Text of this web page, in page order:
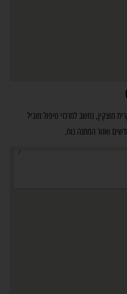
מוצקין, נחשב למרכזי טיפול מוביל
ואזור המתנה נוח.